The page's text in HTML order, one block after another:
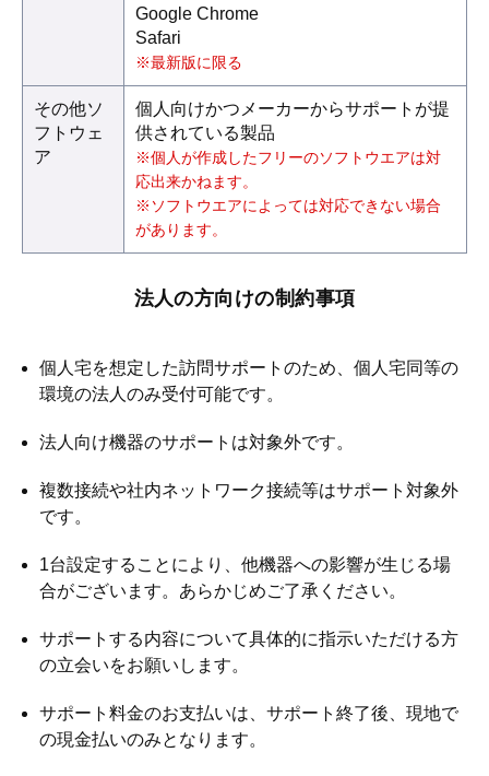
Google Chrome
Safari
※最新版に限る
その他ソ
フトウェ
ア
個人向けかつメーカーからサポートが提
供されている製品
※個人が作成したフリーのソフトウエアは対
応出来かねます。
※ソフトウエアによっては対応できない場合
があります。
法人の方向けの制約事項
個人宅を想定した訪問サポートのため、個人宅同等の
環境の法人のみ受付可能です。
法人向け機器のサポートは対象外です。
複数接続や社内ネットワーク接続等はサポート対象外
です。
1台設定することにより、他機器への影響が生じる場
合がございます。あらかじめご了承ください。
サポートする内容について具体的に指示いただける方
の立会いをお願いします。
サポート料金のお支払いは、サポート終了後、現地で
の現金払いのみとなります。